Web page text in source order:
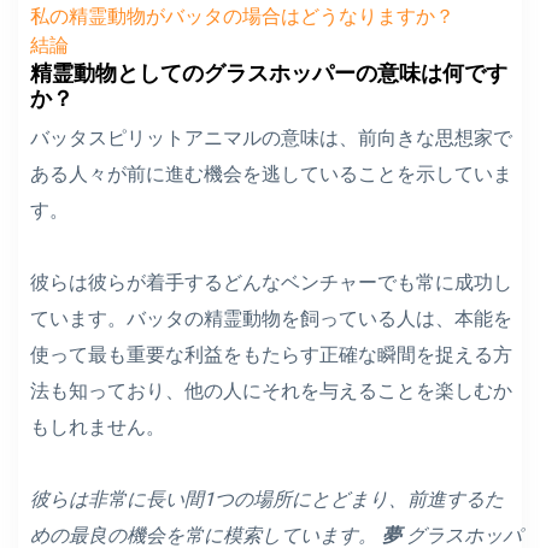
私の精霊動物がバッタの場合はどうなりますか？
結論
精霊動物としてのグラスホッパーの意味は何です
か？
バッタスピリットアニマルの意味は、前向きな思想家で
ある人々が前に進む機会を逃していることを示していま
す。
彼らは彼らが着手するどんなベンチャーでも常に成功し
ています。バッタの精霊動物を飼っている人は、本能を
使って最も重要な利益をもたらす正確な瞬間を捉える方
法も知っており、他の人にそれを与えることを楽しむか
もしれません。
彼らは非常に長い間1つの場所にとどまり、前進するた
めの最良の機会を常に模索しています。
夢 グラスホッパ